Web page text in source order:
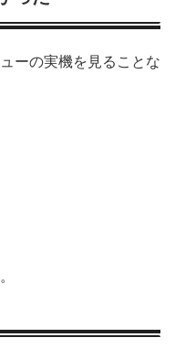
ーの実機を見ることな